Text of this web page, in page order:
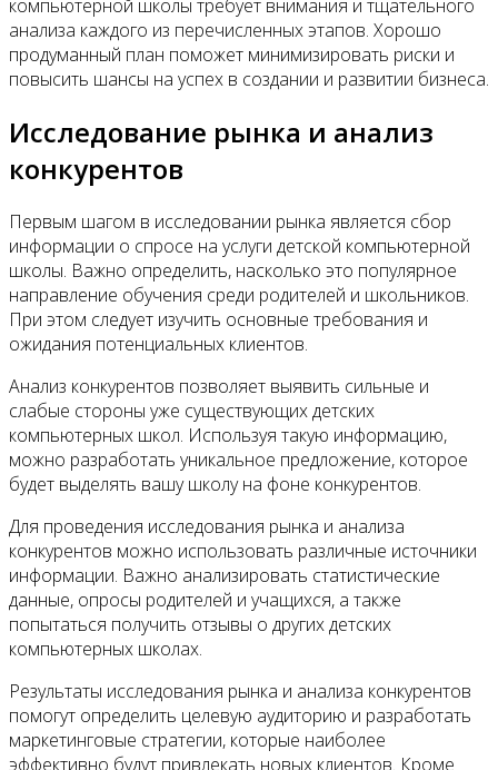
компьютерной школы требует внимания и тщательного
анализа каждого из перечисленных этапов. Хорошо
продуманный план поможет минимизировать риски и
повысить шансы на успех в создании и развитии бизнеса.
Исследование рынка и анализ
конкурентов
Первым шагом в исследовании рынка является сбор
информации о спросе на услуги детской компьютерной
школы. Важно определить, насколько это популярное
направление обучения среди родителей и школьников.
При этом следует изучить основные требования и
ожидания потенциальных клиентов.
Анализ конкурентов позволяет выявить сильные и
слабые стороны уже существующих детских
компьютерных школ. Используя такую информацию,
можно разработать уникальное предложение, которое
будет выделять вашу школу на фоне конкурентов.
Для проведения исследования рынка и анализа
конкурентов можно использовать различные источники
информации. Важно анализировать статистические
данные, опросы родителей и учащихся, а также
попытаться получить отзывы о других детских
компьютерных школах.
Результаты исследования рынка и анализа конкурентов
помогут определить целевую аудиторию и разработать
маркетинговые стратегии, которые наиболее
эффективно будут привлекать новых клиентов. Кроме